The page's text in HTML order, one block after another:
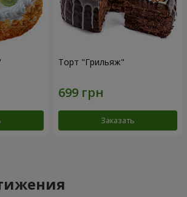
Торт "Грильяж"
Заказать